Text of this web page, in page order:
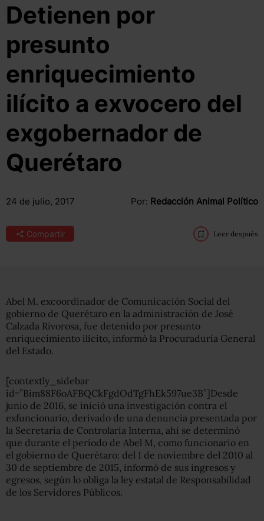
Detienen por
presunto
enriquecimiento
ilícito a exvocero del
exgobernador de
Querétaro
24 de julio, 2017 Por: Redacción Animal Político
Compartir Leer después
Abel M. excoordinador de Comunicación Social del
gobierno de Querétaro en la administración de José
Calzada Rivorosa, fue detenido por presunto
enriquecimiento ilícito, informó la Procuraduría General
del Estado.
[contextly_sidebar
id=”Bim88F6oAFBQCkFgdOdTgFhEk597ue3B”]Desde
junio de 2016, se inició una investigación contra el
exfuncionario, derivado de una denuncia presentada por
la Secretaría de Controlaría Interna, ahí se determinó
que durante el período de Abel M, como funcionario en
el gobierno de Querétaro: del 1 de noviembre del 2010 al
30 de septiembre de 2015, informó de sus ingresos y
egresos, según lo obliga la ley estatal de Responsabilidad
de los Servidores Públicos.